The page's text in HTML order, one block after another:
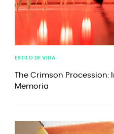
ESTILO DE VIDA
The Crimson Procession:
Memoria